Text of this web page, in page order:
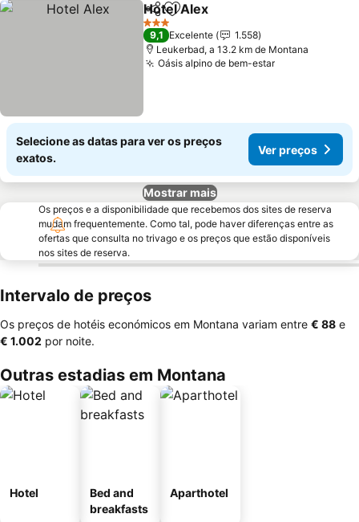
PartilharAdicionar aos favoritos
Hotel Alex
3 Estrelas
9,1 Excelente
1.558
Leukerbad, a 13.2 km de Montana
Oásis alpino de bem-estarVer preços
Selecione as datas para ver os preços
exatos.
Ver preços
Mostrar mais
Os preços e a disponibilidade que recebemos dos sites de reserva
mudam frequentemente. Como tal, pode haver diferenças entre as
ofertas que consulta no trivago e os preços que estão disponíveis
nos sites de reserva.
Intervalo de preços
Os preços de hotéis económicos em Montana variam entre ‎€ 88 e
‎€ 1.002 por noite.
Outras estadias em Montana
Hotel
Bed and
breakfasts
Aparthotel